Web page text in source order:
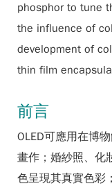
phosphor to tune
the influence of
development of
thin film
前言
OLED可應用在博
畫作；婚紗照、化
色呈現其真實色彩